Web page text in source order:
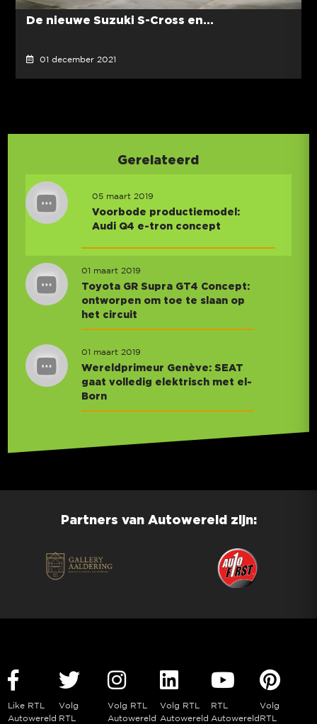
De nieuwe Suzuki S-Cross en...
01 december 2021
Gerelateerd
05 maart 2019
Voorbode productiemodel:
Audi Q4 e-tron concept
01 maart 2019
Toyota GR Supra GT4 Concept:
ontworpen om toe te slaan op
het circuit
01 maart 2019
Wereldprimeur Genève: SEAT
gaat volledig elektrisch met el-
Born
Partners van Autowereld zijn:
Like RTL
Autowereld
Volg
RTL
Volg RTL
Autowereld
Volg RTL
Autowereld
RTL
Autowereld
Volg
RTL